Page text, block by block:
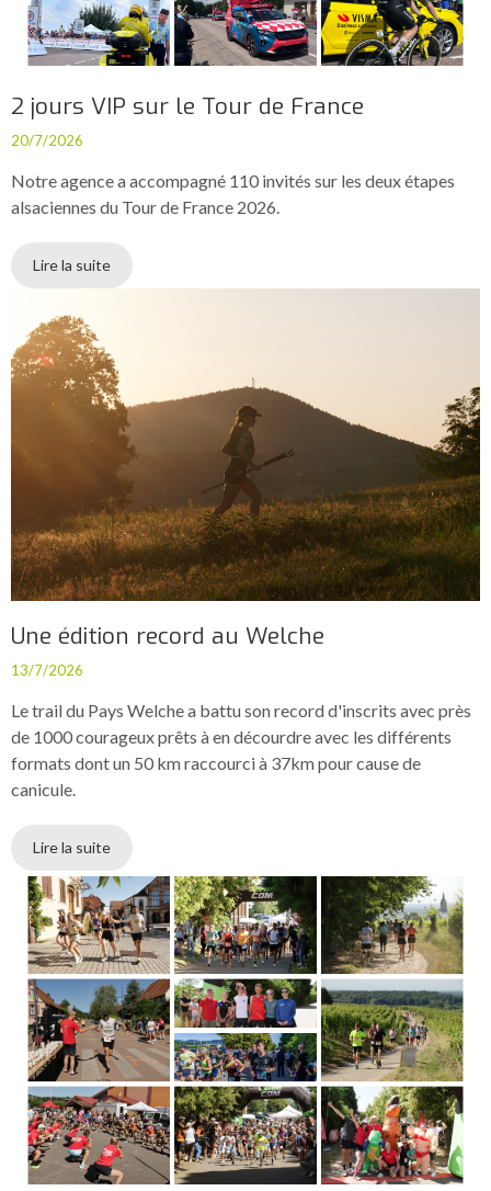
2 jours VIP sur le Tour de France
20/7/2026
Notre agence a accompagné 110 invités sur les deux étapes
alsaciennes du Tour de France 2026.
Lire la suite
Une édition record au Welche
13/7/2026
Le trail du Pays Welche a battu son record d'inscrits avec près
de 1000 courageux prêts à en décourdre avec les différents
formats dont un 50 km raccourci à 37km pour cause de
canicule.
Lire la suite